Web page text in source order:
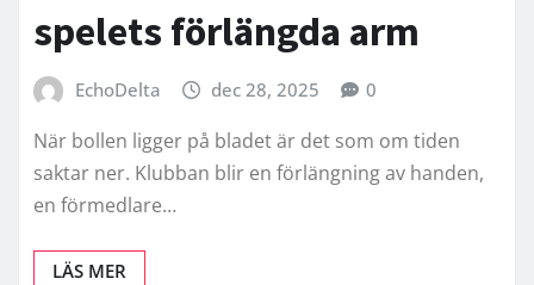
spelets förlängda arm
EchoDelta dec 28, 2025 0
När bollen ligger på bladet är det som om tiden
saktar ner. Klubban blir en förlängning av handen,
en förmedlare…
LÄS MER